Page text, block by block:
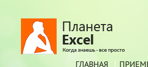
ГЛАВНАЯ